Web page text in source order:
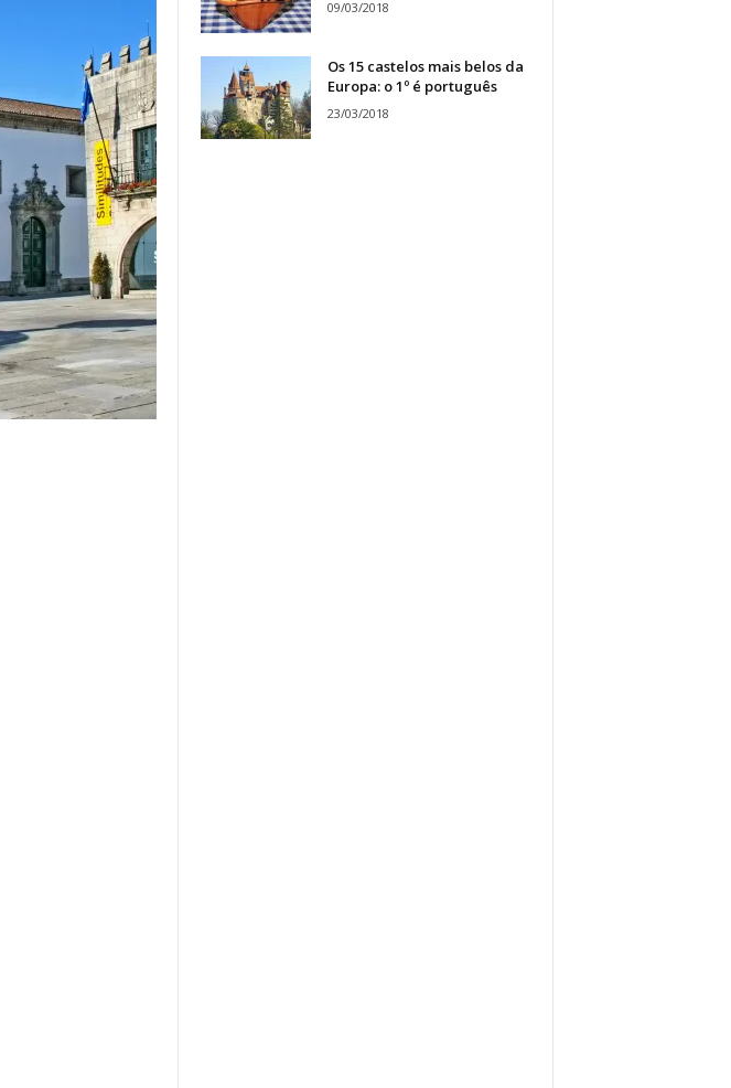
09/03/2018
Os 15 castelos mais belos da
Europa: o 1º é português
23/03/2018